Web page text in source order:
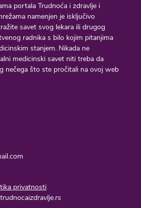
portala Trudnoća i zdravlje i
namenjen je isključivo
savet svog lekara ili drugog
radnika s bilo kojim pitanjima
stanjem. Nikada ne
medicinski savet niti treba da
nečega što ste pročitali na ovoj web
privatnosti